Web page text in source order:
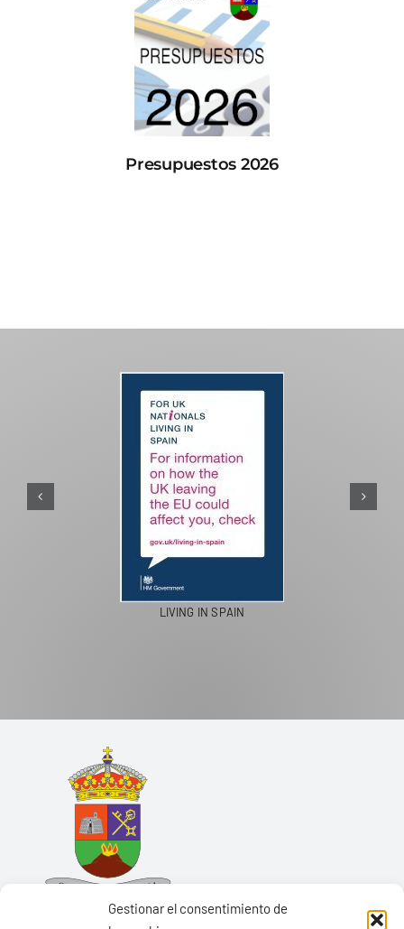
Gestionar el consentimiento de
Presupuestos 2026
LIVING IN SPAIN